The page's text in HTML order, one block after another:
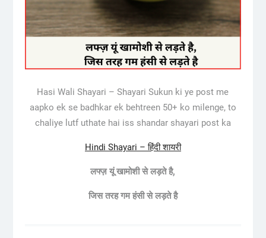
Hasi Wali Shayari – Shayari Sukun ki ye post me
aapko ek se badhkar ek behtreen 50+ ko milenge, to
chaliye lutf uthate hai iss shandar shayari post ka
Hindi Shayari – हिंदी शायरी
लफ्ज़ यूं खामोशी से लड़ते है,
जिस तरह गम हंसी से लड़ते है